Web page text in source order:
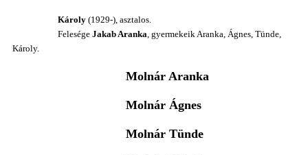
Károly (1929-), asztalos.
Felesége Jakab Aranka, gyermekeik Aranka, Ágnes, Tünde,
Károly.
Molnár Aranka
Molnár Ágnes
Molnár Tünde